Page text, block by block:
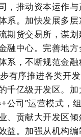
，推动资本运作
系。加快发展多
期货交易所，谋
融中心。完善地
系，不断规范金
有序推进各类开
千亿级开发区。
公司”运营模式
、贡献大开发区
益。加强从机构